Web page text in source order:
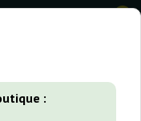
:
0
Critical Critical 47